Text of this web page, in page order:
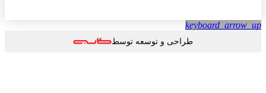
طراحی و توسعه توسط